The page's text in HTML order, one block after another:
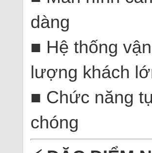
dàng
■ Hệ thống
lượng khách
■ Chức năng
chóng